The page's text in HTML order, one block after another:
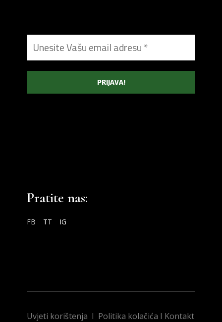
Pratite nas:
FB TT IG
Uvjeti korištenja I Politika kolačića I Kontakt